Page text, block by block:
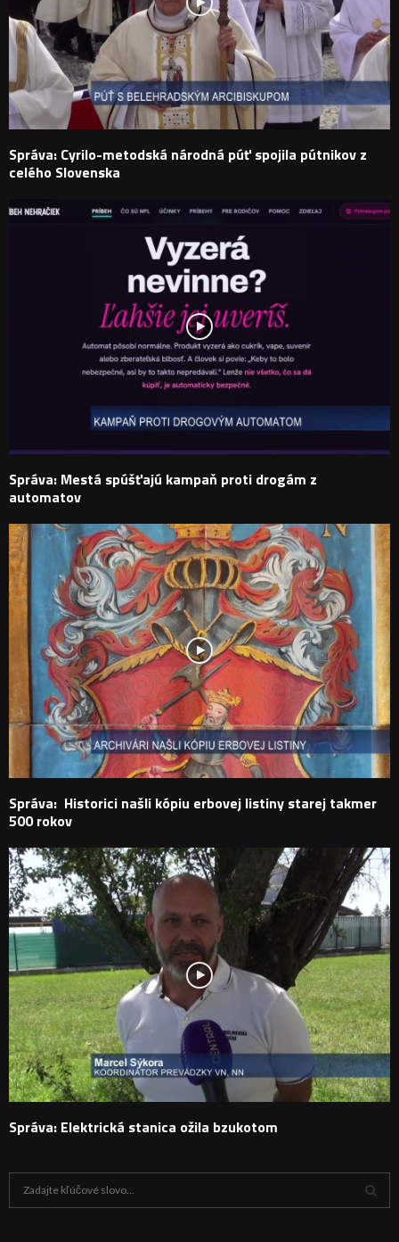
Správa: Cyrilo-metodská národná púť spojila pútnikov z
celého Slovenska
Správa: Mestá spúšťajú kampaň proti drogám z
automatov
Správa: Historici našli kópiu erbovej listiny starej takmer
500 rokov
Správa: Elektrická stanica ožila bzukotom